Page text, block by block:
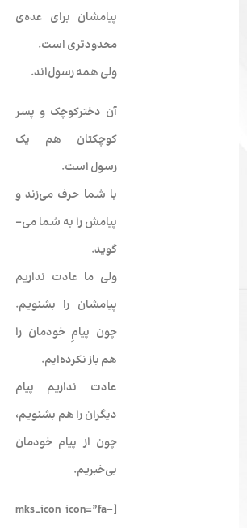
پیامشان برای عده‌­ی
محدودتری است.
ولی همه رسول‌­اند.
آن دخترکوچک و پسر
کوچکتان هم یک
رسول است.
با شما حرف می­‌زند و
پیامش را به شما می‌­
گوید.
ولی ما عادت نداریم
پیامشان را بشنویم.
چون پیامِ خودمان را
هم باز نکرده­‌ایم.
عادت نداریم پیام
دیگران را هم بشنویم،
چون از پیام خودمان
بی‌­خبریم.
[mks_icon icon=”fa-